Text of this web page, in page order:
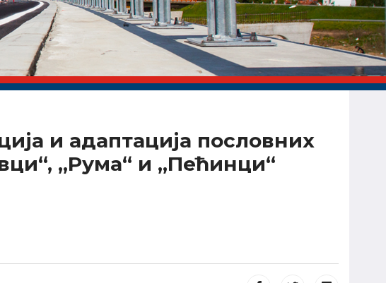
и адаптација пословних
„Рума“ и „Пећинци“